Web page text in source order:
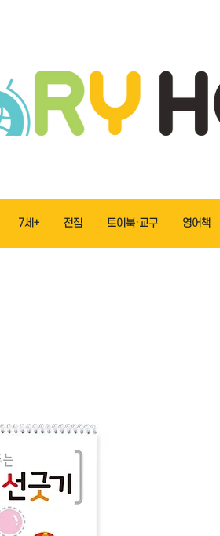
7세+ 전집 토이북·교구 영어책